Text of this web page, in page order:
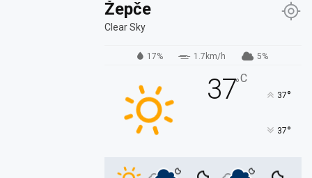
Žepče
Clear Sky
17% 1.7km/h 5%
37°C
37°
37°